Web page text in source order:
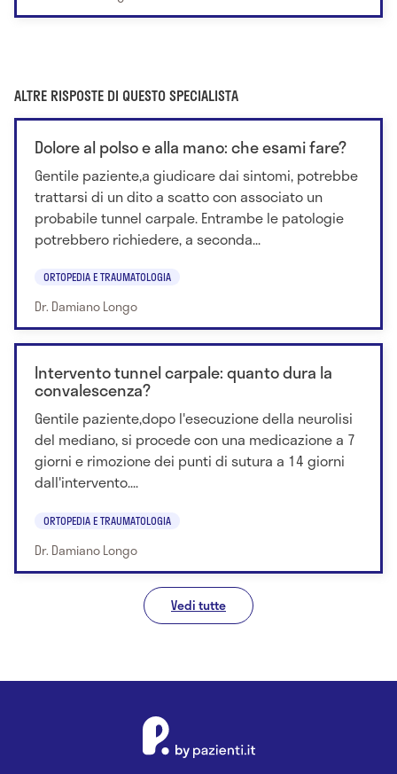
ALTRE RISPOSTE DI QUESTO SPECIALISTA
Dolore al polso e alla mano: che esami fare?
Gentile paziente,a giudicare dai sintomi, potrebbe
trattarsi di un dito a scatto con associato un
probabile tunnel carpale. Entrambe le patologie
potrebbero richiedere, a seconda...
ORTOPEDIA E TRAUMATOLOGIA
Dr. Damiano Longo
Intervento tunnel carpale: quanto dura la
convalescenza?
Gentile paziente,dopo l'esecuzione della neurolisi
del mediano, si procede con una medicazione a 7
giorni e rimozione dei punti di sutura a 14 giorni
dall'intervento....
ORTOPEDIA E TRAUMATOLOGIA
Dr. Damiano Longo
Vedi tutte